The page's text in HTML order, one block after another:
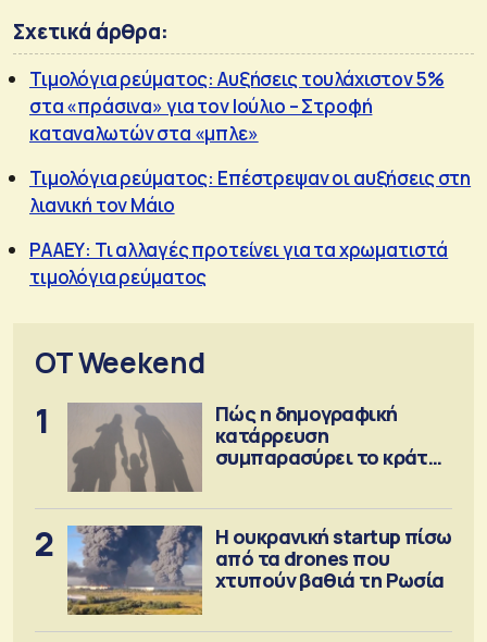
Σχετικά άρθρα:
Τιμολόγια ρεύματος: Αυξήσεις τουλάχιστον 5%
στα «πράσινα» για τον Ιούλιο – Στροφή
καταναλωτών στα «μπλε»
Τιμολόγια ρεύματος: Επέστρεψαν οι αυξήσεις στη
λιανική τον Μάιο
ΡΑΑΕΥ: Τι αλλαγές προτείνει για τα χρωματιστά
τιμολόγια ρεύματος
OT Weekend
1
Πώς η δημογραφική
κατάρρευση
συμπαρασύρει το κράτος
2
Η ουκρανική startup πίσω
από τα drones που
χτυπούν βαθιά τη Ρωσία